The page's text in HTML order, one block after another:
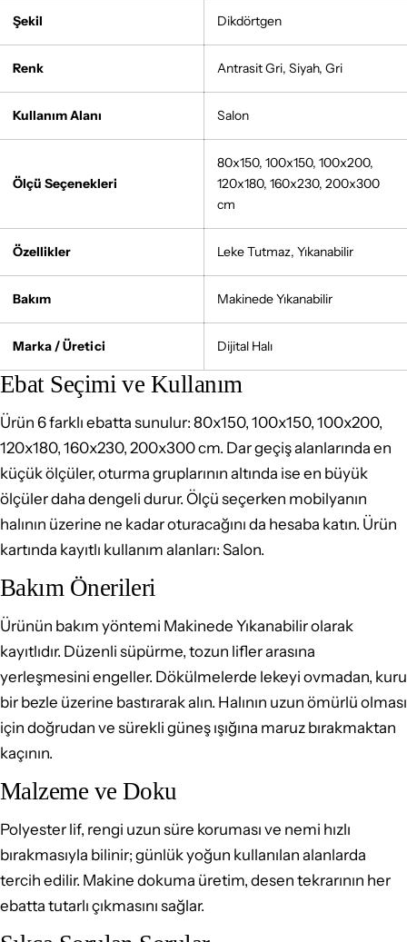
Şekil Dikdörtgen
Renk Antrasit Gri, Siyah, Gri
Kullanım Alanı Salon
Ölçü Seçenekleri
80x150, 100x150, 100x200,
120x180, 160x230, 200x300
cm
Özellikler Leke Tutmaz, Yıkanabilir
Bakım Makinede Yıkanabilir
Marka / Üretici Dijital Halı
Ebat Seçimi ve Kullanım
Ürün 6 farklı ebatta sunulur: 80x150, 100x150, 100x200,
120x180, 160x230, 200x300 cm. Dar geçiş alanlarında en
küçük ölçüler, oturma gruplarının altında ise en büyük
ölçüler daha dengeli durur. Ölçü seçerken mobilyanın
halının üzerine ne kadar oturacağını da hesaba katın. Ürün
kartında kayıtlı kullanım alanları: Salon.
Bakım Önerileri
Ürünün bakım yöntemi Makinede Yıkanabilir olarak
kayıtlıdır. Düzenli süpürme, tozun lifler arasına
yerleşmesini engeller. Dökülmelerde lekeyi ovmadan, kuru
bir bezle üzerine bastırarak alın. Halının uzun ömürlü olması
için doğrudan ve sürekli güneş ışığına maruz bırakmaktan
kaçının.
Malzeme ve Doku
Polyester lif, rengi uzun süre koruması ve nemi hızlı
bırakmasıyla bilinir; günlük yoğun kullanılan alanlarda
tercih edilir. Makine dokuma üretim, desen tekrarının her
ebatta tutarlı çıkmasını sağlar.